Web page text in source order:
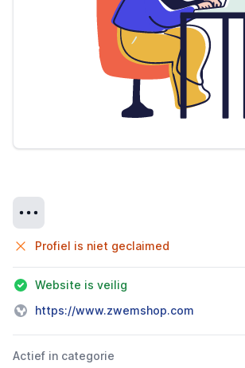
Profiel is niet geclaimed
Website is veilig
https://www.zwemshop.com
Actief in categorie